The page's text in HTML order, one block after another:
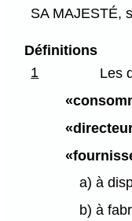
SA MAJESTÉ,
Définitions
1
Les
a) à
b) à